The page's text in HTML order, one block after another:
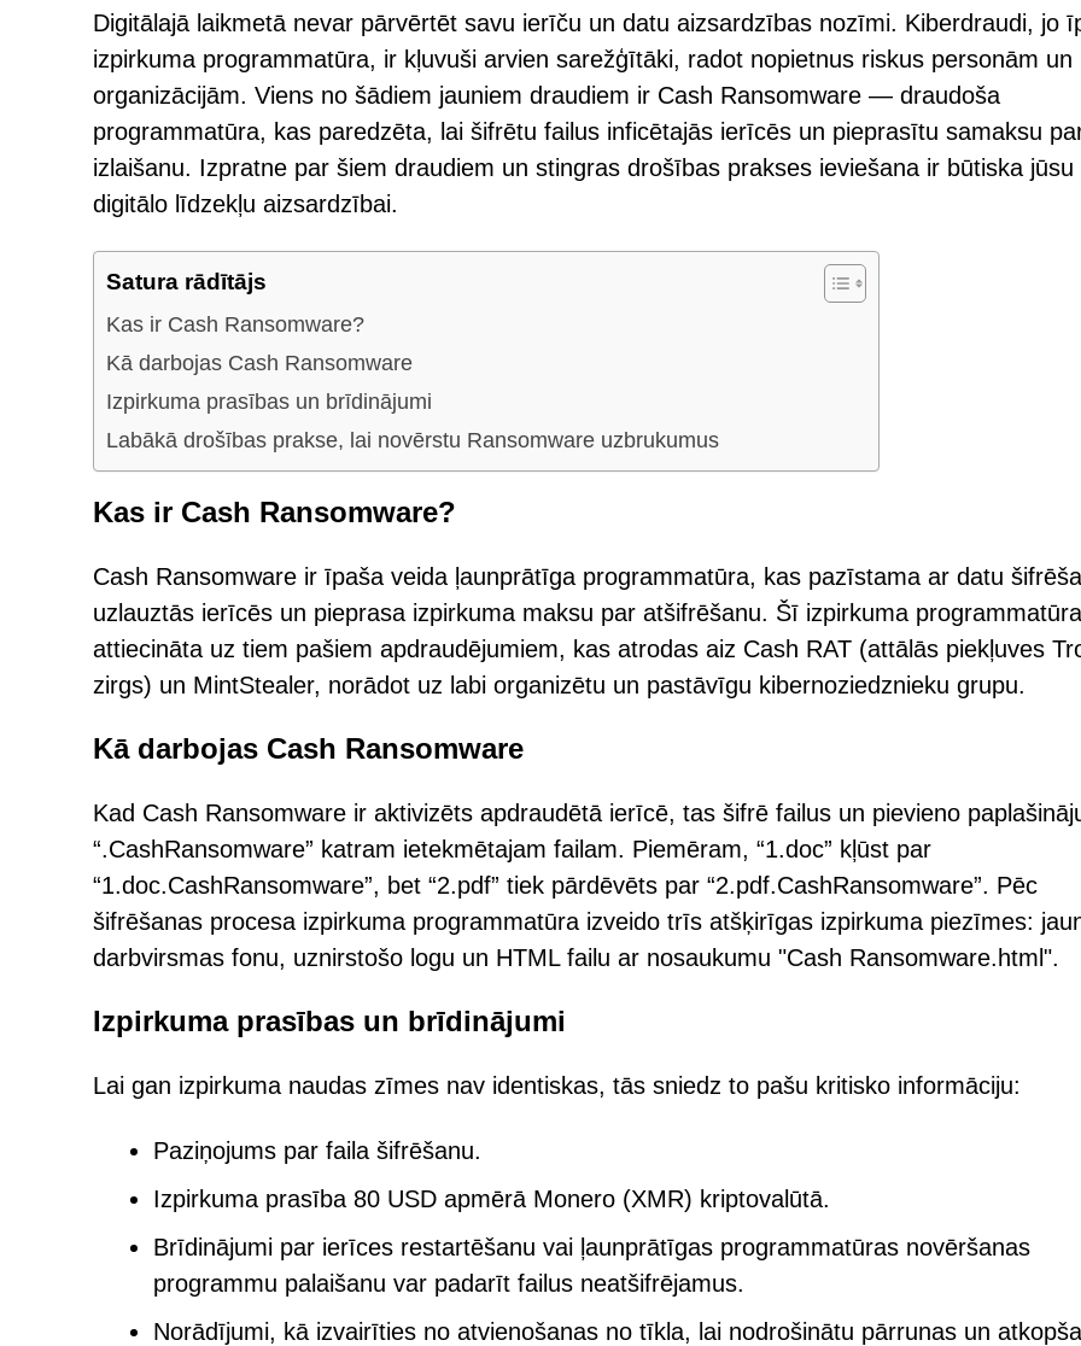
Digitālajā laikmetā nevar pārvērtēt savu ierīču un datu aizsardzības nozīmi. Kiberdraudi, jo
izpirkuma programmatūra, ir kļuvuši arvien sarežģītāki, radot nopietnus riskus personām un
organizācijām. Viens no šādiem jauniem draudiem ir Cash Ransomware — draudoša
programmatūra, kas paredzēta, lai šifrētu failus inficētajās ierīcēs un pieprasītu samaksu
izlaišanu. Izpratne par šiem draudiem un stingras drošības prakses ieviešana ir būtiska jūsu
digitālo līdzekļu aizsardzībai.
Satura rādītājs
Kas ir Cash Ransomware?
Kā darbojas Cash Ransomware
Izpirkuma prasības un brīdinājumi
Labākā drošības prakse, lai novērstu Ransomware uzbrukumus
Kas ir Cash Ransomware?
Cash Ransomware ir īpaša veida ļaunprātīga programmatūra, kas pazīstama ar datu
uzlauztās ierīcēs un pieprasa izpirkuma maksu par atšifrēšanu. Šī izpirkuma
attiecināta uz tiem pašiem apdraudējumiem, kas atrodas aiz Cash RAT (attālās piekļuves
zirgs) un MintStealer, norādot uz labi organizētu un pastāvīgu kibernoziedznieku grupu.
Kā darbojas Cash Ransomware
Kad Cash Ransomware ir aktivizēts apdraudētā ierīcē, tas šifrē failus un pievieno
“.CashRansomware” katram ietekmētajam failam. Piemēram, “1.doc” kļūst par
“1.doc.CashRansomware”, bet “2.pdf” tiek pārdēvēts par “2.pdf.CashRansomware”. Pēc
šifrēšanas procesa izpirkuma programmatūra izveido trīs atšķirīgas izpirkuma piezīmes:
darbvirsmas fonu, uznirstošo logu un HTML failu ar nosaukumu "Cash Ransomware.html".
Izpirkuma prasības un brīdinājumi
Lai gan izpirkuma naudas zīmes nav identiskas, tās sniedz to pašu kritisko informāciju:
Paziņojums par faila šifrēšanu.
Izpirkuma prasība 80 USD apmērā Monero (XMR) kriptovalūtā.
Brīdinājumi par ierīces restartēšanu vai ļaunprātīgas programmatūras novēršanas
programmu palaišanu var padarīt failus neatšifrējamus.
Norādījumi, kā izvairīties no atvienošanas no tīkla, lai nodrošinātu pārrunas un